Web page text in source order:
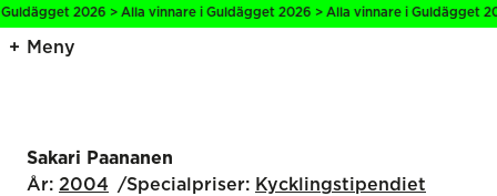
2026 > Alla vinnare i Guldägget 2026 > Alla vinnare i Guldägget
Meny
Sakari Paananen
År: 2004 Specialpriser: Kyckling­stipendiet